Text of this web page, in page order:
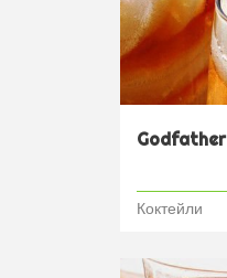
Godfather
Коктейли